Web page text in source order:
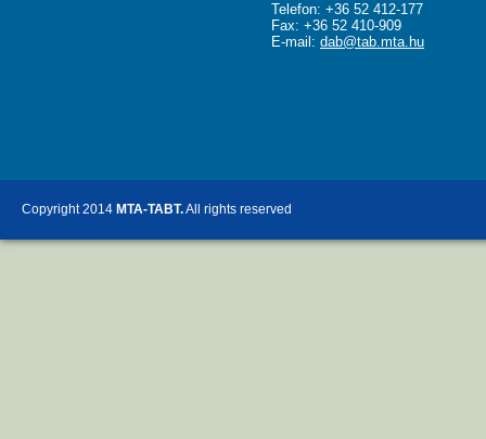
Telefon: +36 52 412-177
Fax: +36 52 410-909
E-mail: dab@tab.mta.hu
Copyright 2014 MTA-TABT.All rights reserved